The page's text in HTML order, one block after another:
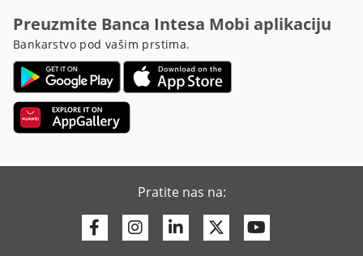
Preuzmite Banca Intesa Mobi aplikaciju
Bankarstvo pod vašim prstima.
Pratite nas na:
FacebookInstagram
LinkedinTwitter